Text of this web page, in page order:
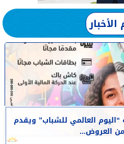
العالمي للشباب” ويقدم
العروض...